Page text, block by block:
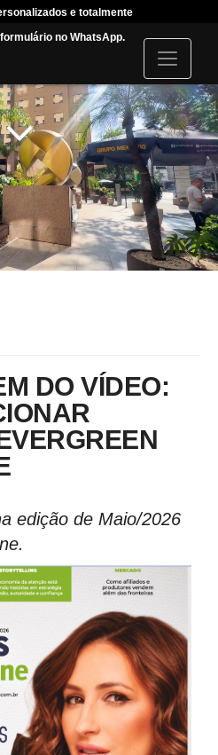
e totalmente
no WhatsApp.
I
c
o
n
DO VÍDEO:
edição de Maio/2026